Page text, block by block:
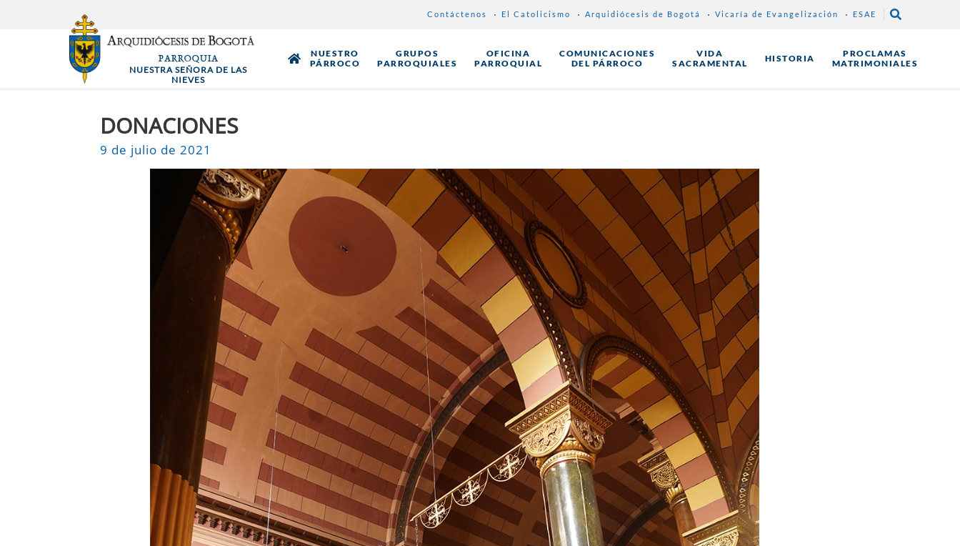
Contáctenos El Catolicismo Arquidiócesis de Bogotá Vicaría de Evangelización ESAE
PARROQUIA
NUESTRA SEÑORA DE LAS
NIEVES
NUESTRO
PÁRROCO
GRUPOS
PARROQUIALES
OFICINA
PARROQUIAL
COMUNICACIONES
DEL PÁRROCO
VIDA
SACRAMENTAL
HISTORIA
PROCLAMAS
MATRIMONIALES
DONACIONES
9 de julio de 2021